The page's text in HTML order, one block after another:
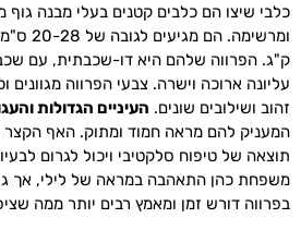
כלבי שיצו הם כלבים קטנים בעלי מבנה גוף
ק"ג. הפרווה שלהם היא דו-שכבתית, עם
עליונה ארוכה וישרה. צבעי הפרווה מגוונים
זהוב ושילובים שונים. העיניים הגדולות
המעניק להם מראה חמוד ומתוק. האף הקצר
תוצאה של טיפוח סלקטיבי ויכול לגרום
משפחת כהן התאהבה במראה של לילי, אך
בפרווה דורש זמן ומאמץ רבים יותר ממה